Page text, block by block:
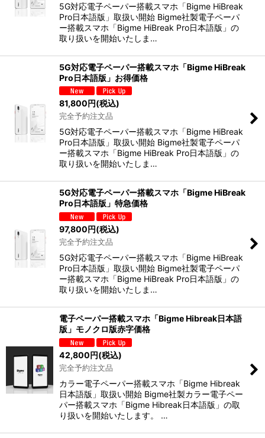
5G対応電子ペーパー搭載スマホ「Bigme HiBreak
Pro日本語版」取扱い開始 Bigme社製電子ペーパ
ー搭載スマホ「Bigme HiBreak Pro日本語版」の
取り扱いを開始いたしま…
5G対応電子ペーパー搭載スマホ「Bigme HiBreak
Pro日本語版」お得価格
81,800円(税込)
完全予約注文品
5G対応電子ペーパー搭載スマホ「Bigme HiBreak
Pro日本語版」取扱い開始 Bigme社製電子ペーパ
ー搭載スマホ「Bigme HiBreak Pro日本語版」の
取り扱いを開始いたしま…
5G対応電子ペーパー搭載スマホ「Bigme HiBreak
Pro日本語版」特急価格
97,800円(税込)
完全予約注文品
5G対応電子ペーパー搭載スマホ「Bigme HiBreak
Pro日本語版」取扱い開始 Bigme社製電子ペーパ
ー搭載スマホ「Bigme HiBreak Pro日本語版」の
取り扱いを開始いたしま…
電子ペーパー搭載スマホ「Bigme Hibreak日本語
版」モノクロ版赤字価格
42,800円(税込)
完全予約注文品
カラー電子ペーパー搭載スマホ「Bigme Hibreak
日本語版」取扱い開始 Bigme社製カラー電子ペー
パー搭載スマホ「Bigme Hibreak日本語版」の取
り扱いを開始いたします。 …